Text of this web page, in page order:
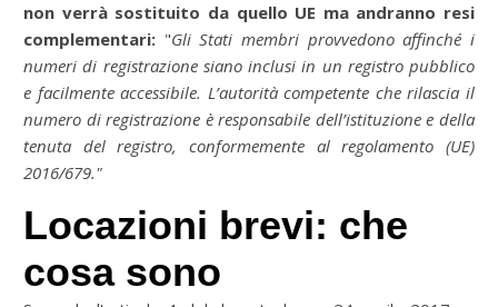
non verrà sostituito da quello UE ma andranno resi
complementari: "Gli Stati membri provvedono affinché i
numeri di registrazione siano inclusi in un registro pubblico
e facilmente accessibile. L’autorità competente che rilascia il
numero di registrazione è responsabile dell’istituzione e della
tenuta del registro, conformemente al regolamento (UE)
2016/679."
Locazioni brevi: che
cosa sono